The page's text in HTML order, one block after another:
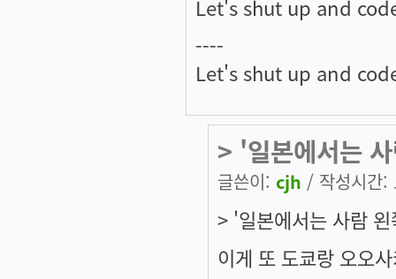
Let's shut up and
----
Let's shut up and
> '일본에서는
글쓴이: cjh / 작성시간
> '일본에서는 사람
이게 또 도쿄랑 오오